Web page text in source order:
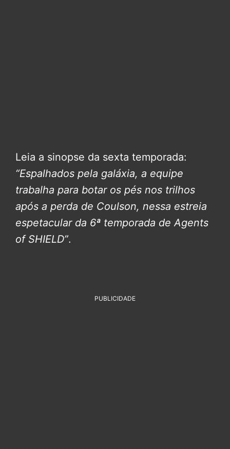
Leia a sinopse da sexta temporada:
“Espalhados pela galáxia, a equipe
trabalha para botar os pés nos trilhos
após a perda de Coulson, nessa estreia
espetacular da 6ª temporada de Agents
of SHIELD”.
PUBLICIDADE